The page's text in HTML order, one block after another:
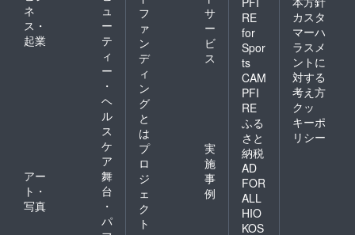
ネ
ス・
起業
ュ
ー
テ
ィ
ー
・
ヘ
ル
ス
ケ
ア
アー
ト・
写真
舞
台
・
パ
フ
ァ
ン
デ
ィ
ン
グ
と
は
サ
ー
ビ
ス
プ
ロ
ジ
ェ
ク
ト
実
施
事
例
RE
for
Spor
ts
CAM
PFI
RE
ふる
さと
納税
AD
FOR
ALL
HIO
KOS
カスタ
マーハ
ラスメ
ントに
対する
考え方
クッ
キーポ
リシー